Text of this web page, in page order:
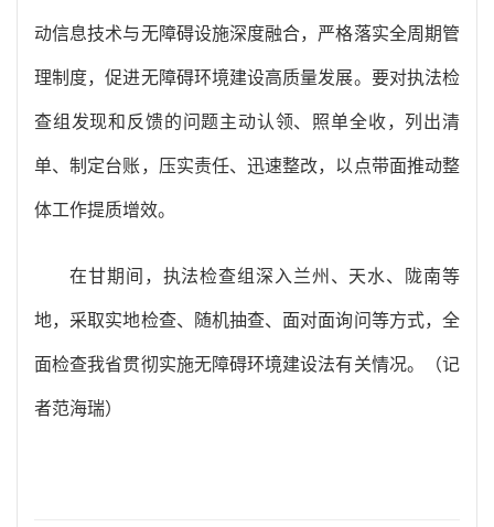
动信息技术与无障碍设施深度融合，严格落实全周期管
理制度，促进无障碍环境建设高质量发展。要对执法检
查组发现和反馈的问题主动认领、照单全收，列出清
单、制定台账，压实责任、迅速整改，以点带面推动整
体工作提质增效。
在甘期间，执法检查组深入兰州、天水、陇南等
地，采取实地检查、随机抽查、面对面询问等方式，全
面检查我省贯彻实施无障碍环境建设法有关情况。（记
者范海瑞）